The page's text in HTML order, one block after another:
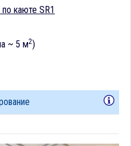
каюте SR1
~ 5 м2)